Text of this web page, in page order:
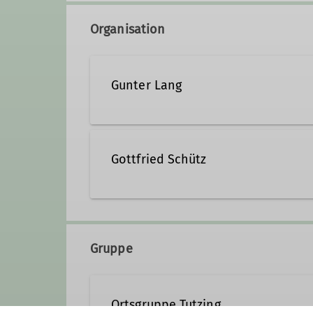
Organisation
Gunter Lang
Qualifikationen
Gottfried Schütz
Gruppe
Ortsgruppe Tutzing